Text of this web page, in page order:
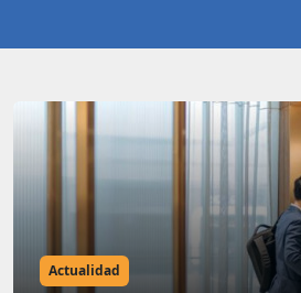
Actualidad